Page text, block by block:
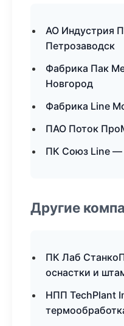
АО Индустрия
Петрозаводск
Фабрика Пак
Новгород
Фабрика Line
ПАО Поток
ПК Союз Line —
Другие
ПК Лаб
оснастки и
НПП TechPlant